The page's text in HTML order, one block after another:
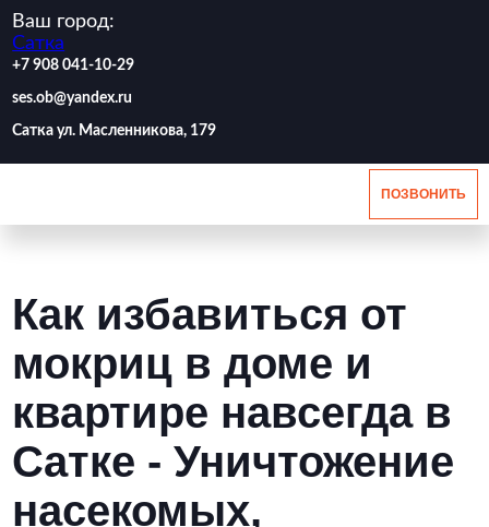
Ваш город:
Сатка
‪+7 908 041-10-29
ses.ob@yandex.ru
Сатка ул. Масленникова, 179
ПОЗВОНИТЬ
Как избавиться от
мокриц в доме и
квартире навсегда в
Сатке - Уничтожение
насекомых,